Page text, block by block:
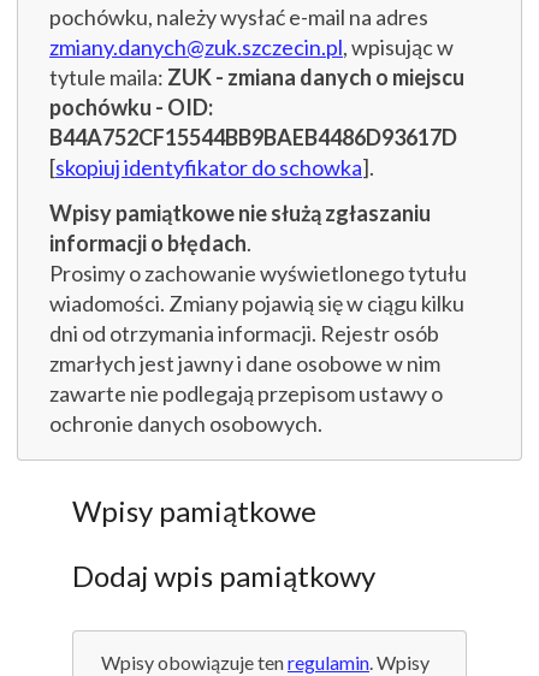
pochówku, należy wysłać e-mail na adres
zmiany.danych@zuk.szczecin.pl, wpisując w
tytule maila: ZUK - zmiana danych o miejscu
pochówku - OID:
B44A752CF15544BB9BAEB4486D93617D
[skopiuj identyfikator do schowka].
Wpisy pamiątkowe nie służą zgłaszaniu
informacji o błędach.
Prosimy o zachowanie wyświetlonego tytułu
wiadomości. Zmiany pojawią się w ciągu kilku
dni od otrzymania informacji. Rejestr osób
zmarłych jest jawny i dane osobowe w nim
zawarte nie podlegają przepisom ustawy o
ochronie danych osobowych.
Wpisy pamiątkowe
Dodaj wpis pamiątkowy
Wpisy obowiązuje tenregulamin. Wpisy